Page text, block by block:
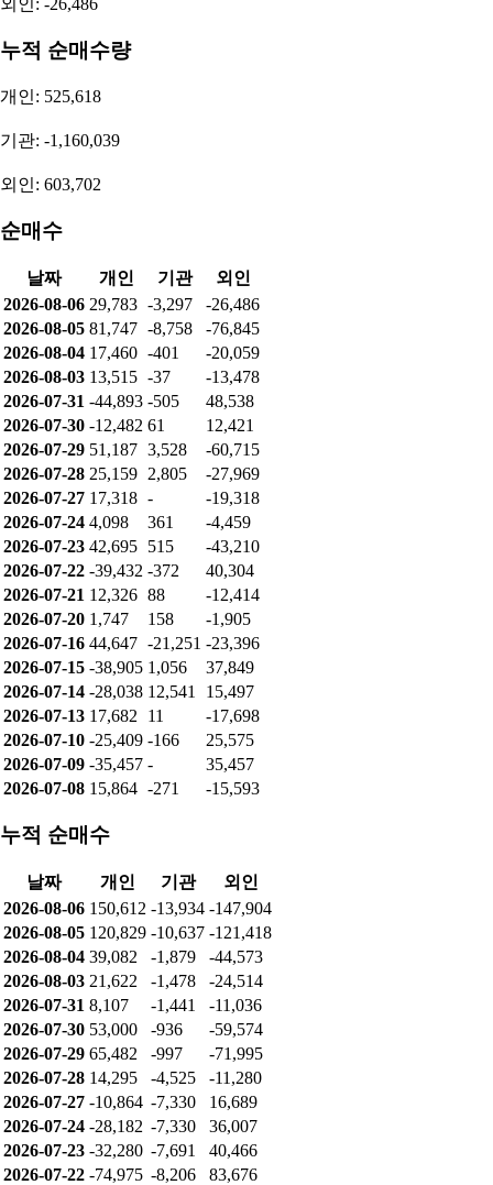
누적 순매수량
개인: 525,618
기관: -1,160,039
외인: 603,702
순매수
날짜 개인 기관
외인
2026-08-06 29,783 -3,297
-26,486
2026-08-05 81,747 -8,758
-76,845
2026-08-04 17,460 -401
-20,059
2026-08-03 13,515 -37
-13,478
2026-07-31 -44,893 -505
48,538
2026-07-30 -12,482 61
12,421
2026-07-29 51,187 3,528
-60,715
2026-07-28 25,159 2,805
-27,969
2026-07-27 17,318 -
-19,318
2026-07-24 4,098 361
-4,459
2026-07-23 42,695 515
-43,210
2026-07-22 -39,432 -372
40,304
2026-07-21 12,326 88
-12,414
2026-07-20 1,747 158
-1,905
2026-07-16 44,647 -21,251 -23,396
2026-07-15 -38,905 1,056
37,849
2026-07-14 -28,038 12,541
15,497
2026-07-13 17,682 11
-17,698
2026-07-10 -25,409 -166
25,575
2026-07-09 -35,457 -
35,457
2026-07-08 15,864 -271 -15,593
누적 순매수
날짜 개인 기관
외인
2026-08-06 150,612 -13,934 -147,904
2026-08-05 120,829 -10,637 -121,418
2026-08-04 39,082 -1,879
-44,573
2026-08-03 21,622 -1,478
-24,514
2026-07-31 8,107 -1,441
-11,036
2026-07-30 53,000 -936
-59,574
2026-07-29 65,482 -997
-71,995
2026-07-28 14,295 -4,525
-11,280
2026-07-27 -10,864 -7,330
16,689
2026-07-24 -28,182 -7,330
36,007
2026-07-23 -32,280 -7,691
40,466
2026-07-22 -74,975 -8,206
83,676